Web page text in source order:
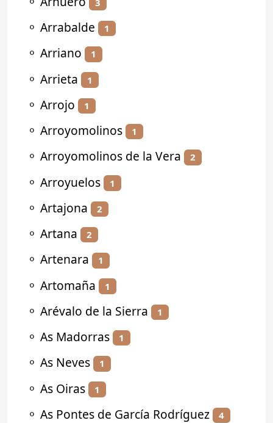
⚬ Arrabalde 1
⚬ Arriano 1
⚬ Arrieta 1
⚬ Arrojo 1
⚬ Arroyomolinos 1
⚬ Arroyomolinos de la Vera 2
⚬ Arroyuelos 1
⚬ Artajona 2
⚬ Artana 2
⚬ Artenara 1
⚬ Artomaña 1
⚬ Arévalo de la Sierra 1
⚬ As Madorras 1
⚬ As Neves 1
⚬ As Oiras 1
⚬ As Pontes de García Rodríguez 4